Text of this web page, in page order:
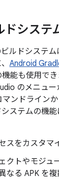
システ
ルドシステ
Android
能も使用で
のメニュ
ンドライン
ステムの機
スをカスタマ
クトやモジュ
なる APK を複